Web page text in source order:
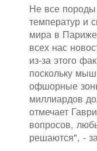
Не все породы
температур и
мира в
всех нас
из-за этого
поскольку
офшорные
миллиардов
отмечает
вопросов,
решаются", -